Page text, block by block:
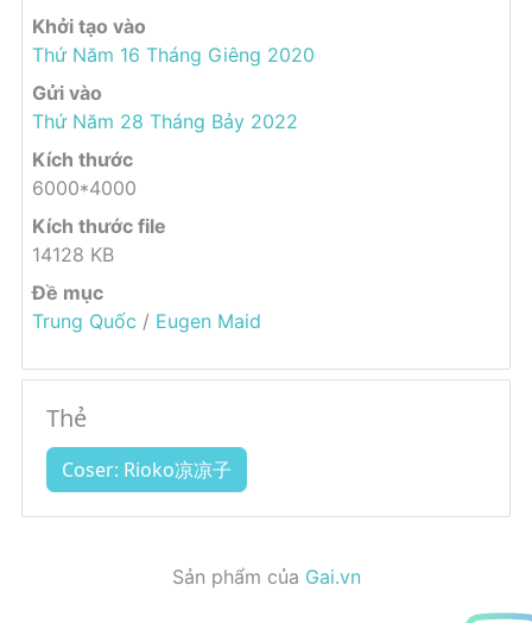
Khởi tạo vào
Thứ Năm 16 Tháng Giêng 2020
Gửi vào
Thứ Năm 28 Tháng Bảy 2022
Kích thước
6000*4000
Kích thước file
14128 KB
Đề mục
Trung Quốc / Eugen Maid
Thẻ
Coser: Rioko凉凉子
Sản phẩm của Gai.vn